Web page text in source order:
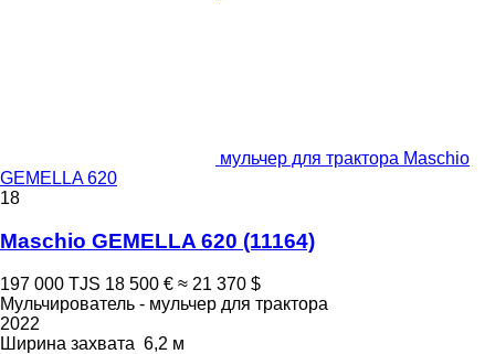
мульчер для трактора Maschio
GEMELLA 620
18
Maschio GEMELLA 620 (11164)
197 000 TJS 18 500 € ≈ 21 370 $
Мульчирователь - мульчер для трактора
2022
Ширина захвата 6,2 м